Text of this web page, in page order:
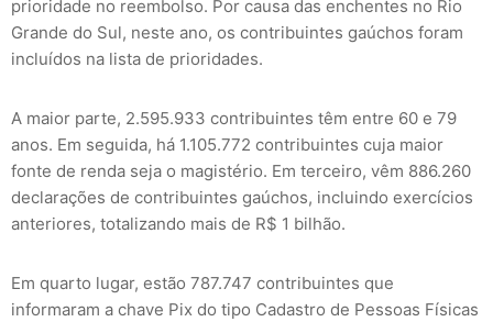
prioridade no reembolso. Por causa das enchentes no Rio
Grande do Sul, neste ano, os contribuintes gaúchos foram
incluídos na lista de prioridades.
A maior parte, 2.595.933 contribuintes têm entre 60 e 79
anos. Em seguida, há 1.105.772 contribuintes cuja maior
fonte de renda seja o magistério. Em terceiro, vêm 886.260
declarações de contribuintes gaúchos, incluindo exercícios
anteriores, totalizando mais de R$ 1 bilhão.
Em quarto lugar, estão 787.747 contribuintes que
informaram a chave Pix do tipo Cadastro de Pessoas Físicas